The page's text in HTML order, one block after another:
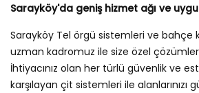
Sarayköy'da geniş hizmet ağı ve
Sarayköy Tel örgü sistemleri ve bahçe
uzman kadromuz ile size özel
İhtiyacınız olan her türlü güvenlik ve
karşılayan çit sistemleri ile alanlarınızı